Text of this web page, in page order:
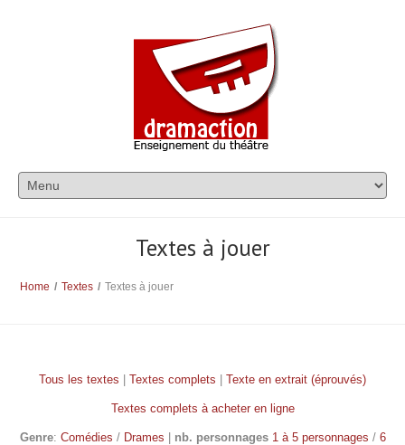
Textes à jouer
Home / Textes / Textes à jouer
Tous les textes Textes complets Texte en extrait (éprouvés)
Textes complets à acheter en ligne
Genre: Comédies / Drames nb. personnages 1 à 5 personnages / 6